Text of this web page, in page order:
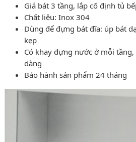
Giá bát 3 tầng, lắp cố định tủ
Chất liệu: Inox 304
Dùng để đựng bát đĩa: úp bát
kẹp
Có khay đựng nước ở mỗi
dàng
Bảo hành sản phẩm 24 tháng